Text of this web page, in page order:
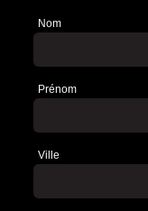
Newsletter
Nom
Prénom
Ville